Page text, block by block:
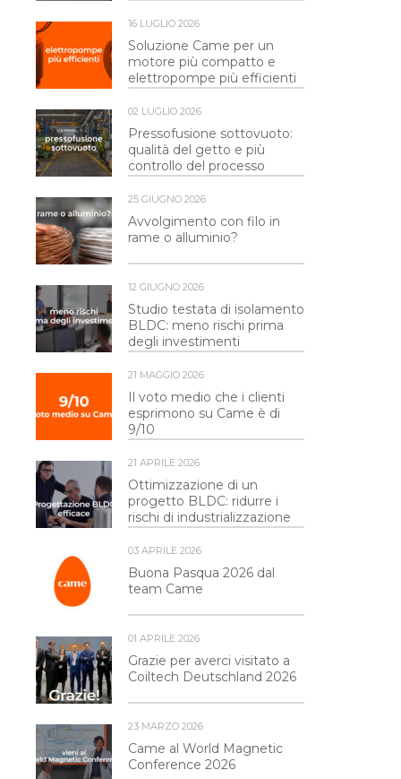
16 LUGLIO 2026
Soluzione Came per un
motore più compatto e
elettropompe più efficienti
02 LUGLIO 2026
Pressofusione sottovuoto:
qualità del getto e più
controllo del processo
25 GIUGNO 2026
Avvolgimento con filo in
rame o alluminio?
12 GIUGNO 2026
Studio testata di isolamento
BLDC: meno rischi prima
degli investimenti
21 MAGGIO 2026
Il voto medio che i clienti
esprimono su Came è di
9/10
21 APRILE 2026
Ottimizzazione di un
progetto BLDC: ridurre i
rischi di industrializzazione
03 APRILE 2026
Buona Pasqua 2026 dal
team Came
01 APRILE 2026
Grazie per averci visitato a
Coiltech Deutschland 2026
23 MARZO 2026
Came al World Magnetic
Conference 2026